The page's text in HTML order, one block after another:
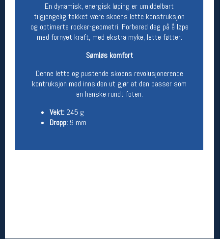
En dynamisk, energisk løping er umiddelbart
tilgjengelig takket være skoens lette konstruksjon
og optimerte rocker-geometri. Forbered deg på å løpe
med fornyet kraft, med ekstra myke, lette føtter.
Sømløs komfort
Denne lette og pustende skoens revolusjonerende
kontruksjon med innsiden ut gjør at den passer som
en hanske rundt foten.
Vekt: 245 g
Dropp: 9 mm
linjen
Betingelser
Informasjonskapsler
Bærekraft
Org. nr: 976754360
Ledige stillinger